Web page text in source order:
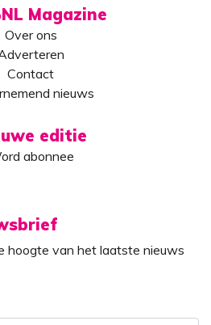
Magazine
Over ons
Contact
nieuws
editie
abonnee
hoogte van het laatste nieuws